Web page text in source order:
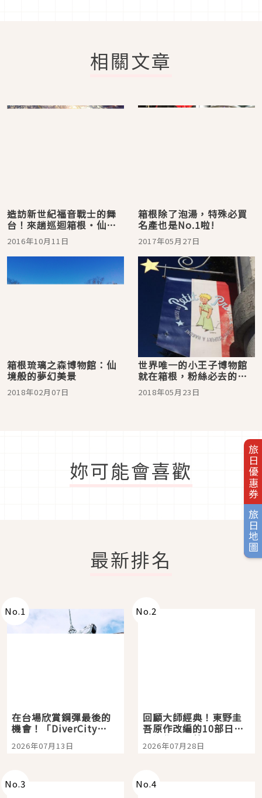
旅日優惠券
旅日地圖
相關文章
造訪新世紀福音戰士的舞
台！來趟巡迴箱根・仙石
原的2天1夜療癒之旅吧
2016年10月11日
箱根除了泡湯，特殊必買
名產也是No.1啦!
2017年05月27日
箱根琉璃之森博物館：仙
境般的夢幻美景
2018年02月07日
世界唯一的小王子博物館
就在箱根，粉絲必去的朝
聖之地
2018年05月23日
妳可能會喜歡
最新排名
No.1
在台場欣賞鋼彈最後的
機會！「DiverCity
Tokyo Plaza」搭船、
購物、美食及夜景，一
2026年07月13日
No.2
回顧大師經典！東野圭
吾原作改編的10部日本
影視作品推薦
2026年07月28日
No.3 No.4